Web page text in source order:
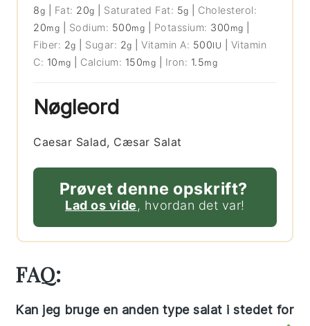
8g Fat: 20g Saturated Fat: 5g
Cholesterol:
20mg Sodium: 500mg Potassium: 300 mg
Fiber: 2g Sugar: 2g |Vitamin A: 500IU
Vitamin
C: 10 mg Calcium: 150mg Iron: 1.5mg
Nøgleord
Caesar Salad, Cæsar Salat
Prøvet denne opskrift?
Lad os vide, hvordan det var!
FAQ:
Kan jeg bruge en anden type salat i stedet for